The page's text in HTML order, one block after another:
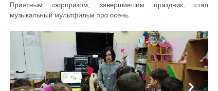
Приятным сюрпризом, завершившим праздник, стал
музыкальный мультфильм про осень.